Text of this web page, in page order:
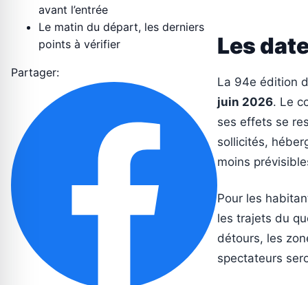
avant l’entrée
Le matin du départ, les derniers
points à vérifier
Partager:
Les
La 94e édition
juin 2026. Le
ses effets se
sollicités,
moins
Pour les
les trajets du
détours, les
spectateurs